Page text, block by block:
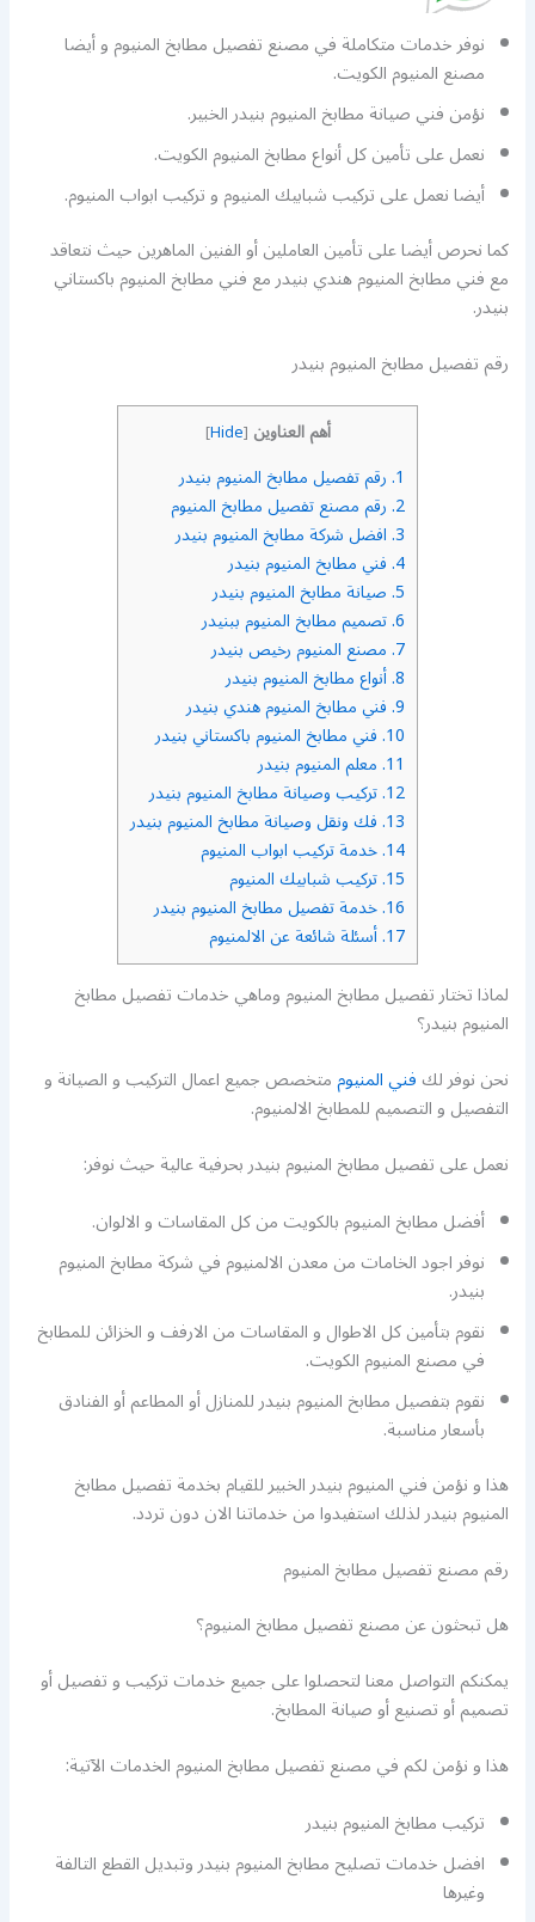
نوفر خدمات متكاملة في مصنع تفصيل مطابخ المنيوم و أيضا
مصنع المنيوم الكويت.
نؤمن فني صيانة مطابخ المنيوم بنيدر الخبير.
نعمل على تأمين كل أنواع مطابخ المنيوم الكويت.
أيضا نعمل على تركيب شبابيك المنيوم و تركيب ابواب المنيوم.
كما نحرص أيضا على تأمين العاملين أو الفنين الماهرين حيث نتعاقد
مع فني مطابخ المنيوم هندي بنيدر مع فني مطابخ المنيوم باكستاني
بنيدر.
رقم تفصيل مطابخ المنيوم بنيدر
أهم العناوين [
Hide
]
1. رقم تفصيل مطابخ المنيوم بنيدر
2. رقم مصنع تفصيل مطابخ المنيوم
3. افضل شركة مطابخ المنيوم بنيدر
4. فني مطابخ المنيوم بنيدر
5. صيانة مطابخ المنيوم بنيدر
6. تصميم مطابخ المنيوم ببنيدر
7. مصنع المنيوم رخيص بنيدر
8. أنواع مطابخ المنيوم بنيدر
9. فني مطابخ المنيوم هندي بنيدر
10. فني مطابخ المنيوم باكستاني بنيدر
11. معلم المنيوم بنيدر
12. تركيب وصيانة مطابخ المنيوم بنيدر
13. فك ونقل وصيانة مطابخ المنيوم بنيدر
14. خدمة تركيب ابواب المنيوم
15. تركيب شبابيك المنيوم
16. خدمة تفصيل مطابخ المنيوم بنيدر
17. أسئلة شائعة عن الالمنيوم
لماذا تختار تفصيل مطابخ المنيوم وماهي خدمات تفصيل مطابخ
المنيوم بنيدر؟
نحن نوفر لكفني المنيوممتخصص جميع اعمال التركيب و الصيانة و
التفصيل و التصميم للمطابخ الالمنيوم.
نعمل على تفصيل مطابخ المنيوم بنيدر بحرفية عالية حيث نوفر:
أفضل مطابخ المنيوم بالكويت من كل المقاسات و الالوان.
نوفر اجود الخامات من معدن الالمنيوم في شركة مطابخ المنيوم
بنيدر.
نقوم بتأمين كل الاطوال و المقاسات من الارفف و الخزائن للمطابخ
في مصنع المنيوم الكويت.
نقوم بتفصيل مطابخ المنيوم بنيدر للمنازل أو المطاعم أو الفنادق
بأسعار مناسبة.
هذا و نؤمن فني المنيوم بنيدر الخبير للقيام بخدمة تفصيل مطابخ
المنيوم بنيدر لذلك استفيدوا من خدماتنا الان دون تردد.
رقم مصنع تفصيل مطابخ المنيوم
هل تبحثون عن مصنع تفصيل مطابخ المنيوم؟
يمكنكم التواصل معنا لتحصلوا على جميع خدمات تركيب و تفصيل أو
تصميم أو تصنيع أو صيانة المطابخ.
هذا و نؤمن لكم في مصنع تفصيل مطابخ المنيوم الخدمات الآتية:
تركيب مطابخ المنيوم بنيدر
افضل خدمات تصليح مطابخ المنيوم بنيدر وتبديل القطع التالفة
وغيرها